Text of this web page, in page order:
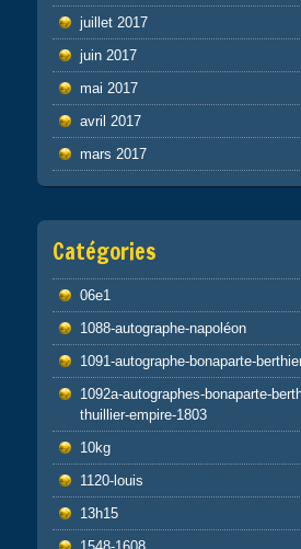
juillet 2017
juin 2017
mai 2017
avril 2017
mars 2017
Catégories
06e1
1088-autographe-napoléon
1091-autographe-bonaparte-
1092a-autographes-bonaparte-
thuillier-empire-1803
10kg
1120-louis
13h15